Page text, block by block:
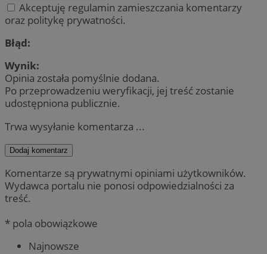
Akceptuję regulamin zamieszczania komentarzy
oraz politykę prywatności.
Błąd:
Wynik:
Opinia została pomyślnie dodana.
Po przeprowadzeniu weryfikacji, jej treść zostanie
udostępniona publicznie.
Trwa wysyłanie komentarza ...
Dodaj komentarz
Komentarze są prywatnymi opiniami użytkowników.
Wydawca portalu nie ponosi odpowiedzialności za
treść.
* pola obowiązkowe
Najnowsze